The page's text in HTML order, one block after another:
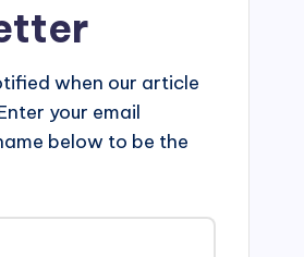
when our article
your email
below to be the